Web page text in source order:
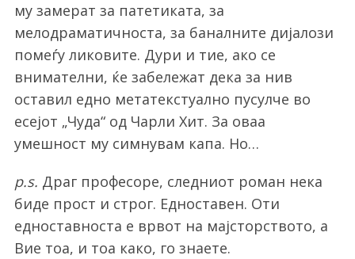
му замерат за патетиката, за
мелодраматичноста, за баналните дијалози
помеѓу ликовите. Дури и тие, ако се
внимателни, ќе забележат дека за нив
оставил едно метатекстуално пусулче во
есејот „Чуда“ од Чарли Хит. За оваа
умешност му симнувам капа. Но…
p.s. Драг професоре, следниот роман нека
биде прост и строг. Едноставен. Оти
едноставноста е врвот на мајсторството, а
Вие тоа, и тоа како, го знаете.